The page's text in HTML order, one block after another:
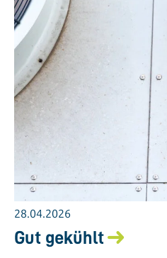
28.04.2026
Gut gekühlt